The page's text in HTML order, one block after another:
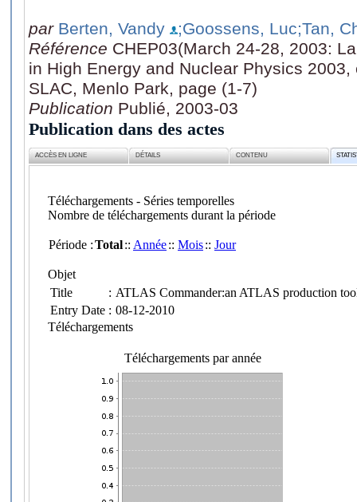
par Berten, Vandy ;Goossens, Luc;Tan,
Référence CHEP03(March 24-28, 2003:
in High Energy and Nuclear Physics
SLAC, Menlo Park, page (1-7)
Publication Publié, 2003-03
Publication dans des actes
ACCÈS EN LIGNE DÉTAILS CONTENU